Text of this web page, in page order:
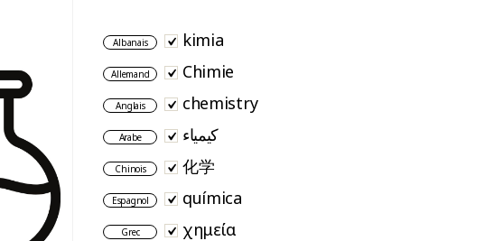
Albanais kimia
Allemand Chimie
Anglais chemistry
Arabe كيمياء
Chinois 化学
Espagnol química
Grec χημεία